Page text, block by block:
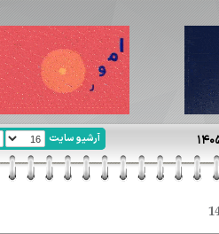
آرشیو سایت